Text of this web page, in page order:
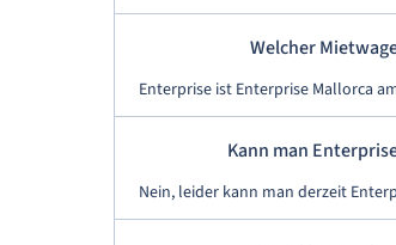
Welcher
Enterprise ist Enterprise Mallorca
Kann man
Nein, leider kann man derzeit